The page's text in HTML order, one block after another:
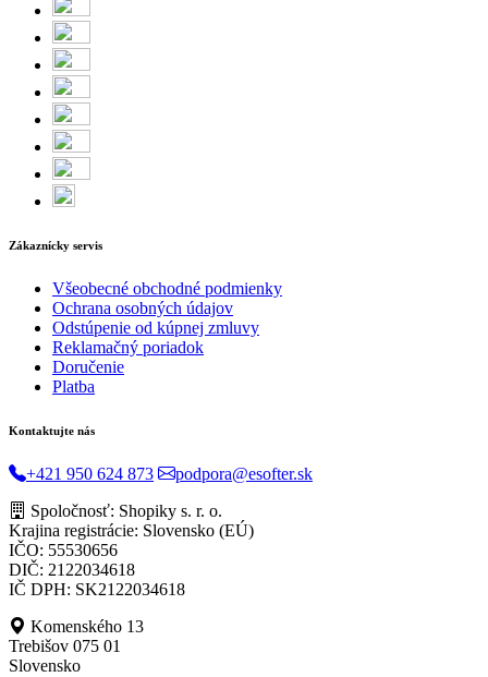
Zákaznícky servis
Všeobecné obchodné podmienky
Ochrana osobných údajov
Odstúpenie od kúpnej zmluvy
Reklamačný poriadok
Doručenie
Platba
Kontaktujte nás
+421 950 624 873
podpora@esofter.sk
Spoločnosť: Shopiky s. r. o.
Krajina registrácie: Slovensko (EÚ)
IČO: 55530656
DIČ: 2122034618
IČ DPH: SK2122034618
Komenského 13
Trebišov 075 01
Slovensko